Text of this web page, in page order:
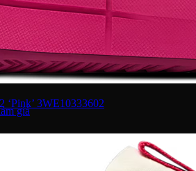
‘Pink’ 3WE10333602